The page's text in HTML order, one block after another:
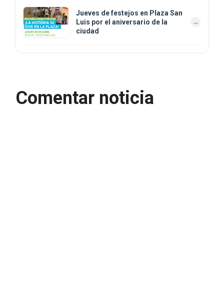
Jueves de festejos en Plaza San
Luis por el aniversario de la
ciudad
Comentar noticia